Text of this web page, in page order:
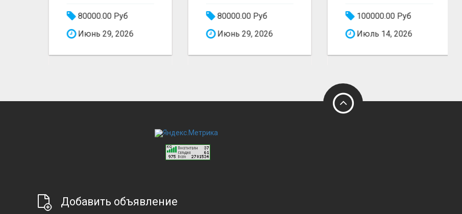
80000.00 Руб
Июнь 29, 2026
80000.00 Руб
Июнь 29, 2026
100000.00 Руб
Июль 14, 2026
Добавить объявление